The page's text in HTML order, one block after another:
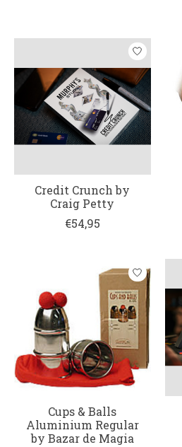
Credit Crunch by
Craig Petty
€54,95
Cups & Balls
Aluminium Regular
by Bazar de Magia